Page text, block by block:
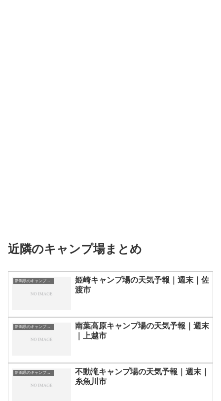
近隣のキャンプ場まとめ
新潟県のキャンプ場一覧
姫崎キャンプ場の天気予報｜週末｜佐
渡市
新潟県のキャンプ場一覧
南葉高原キャンプ場の天気予報｜週末
｜上越市
新潟県のキャンプ場一覧
不動滝キャンプ場の天気予報｜週末｜
糸魚川市